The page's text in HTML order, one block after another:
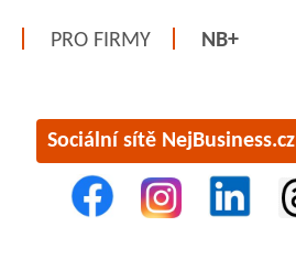
PRO FIRMY NB+
Sociální sítě NejBusiness.cz